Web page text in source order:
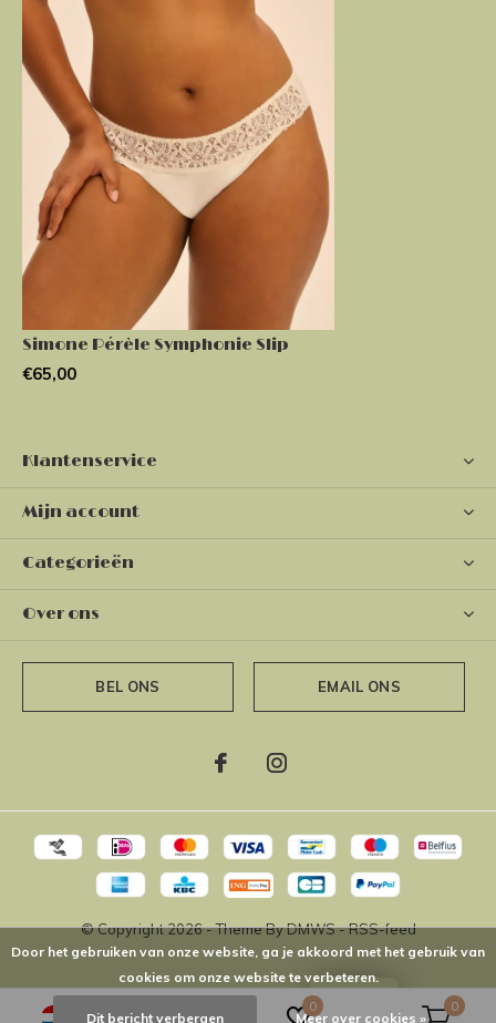
Simone Pérèle Symphonie Slip
€65,00
Klantenservice
Mijn account
Categorieën
Over ons
BEL ONS EMAIL ONS
© Copyright2026- Theme ByDMWS-RSS-feed
0 0
Door het gebruiken van onze website, ga je akkoord met het gebruik van
cookies om onze website te verbeteren.
Dit bericht verbergen Meer over cookies »
LOYALTY